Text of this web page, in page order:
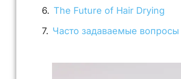
The Future of Hair Drying
Часто задаваемые вопросы